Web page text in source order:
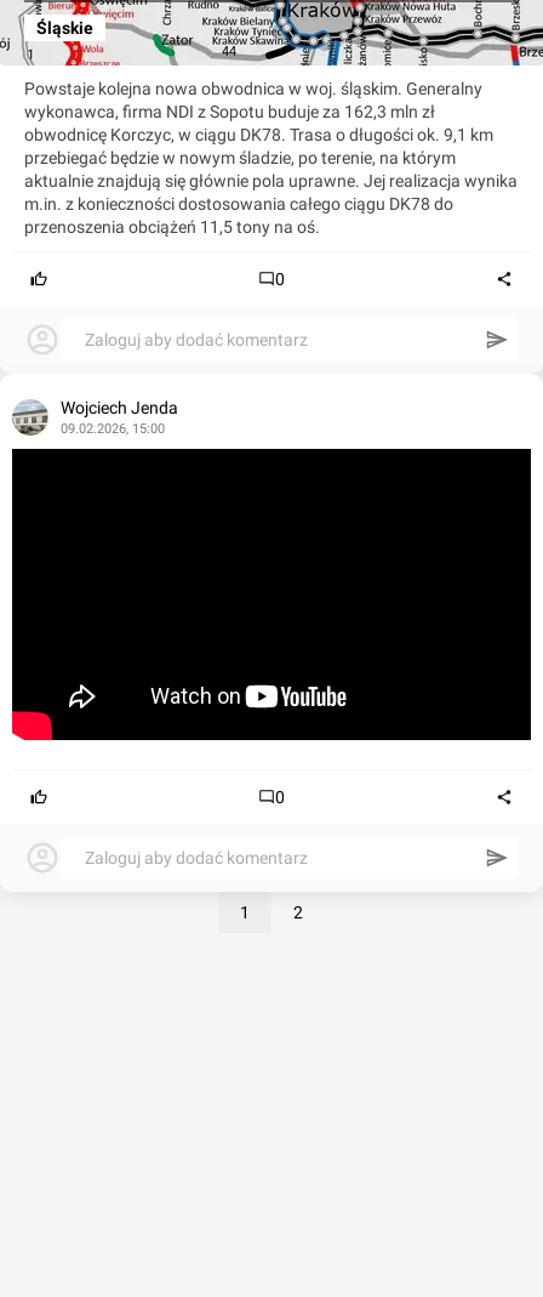
Śląskie
Powstaje kolejna nowa obwodnica w woj. śląskim. Generalny
wykonawca, firma NDI z Sopotu buduje za 162,3 mln zł
obwodnicę Korczyc, w ciągu DK78. Trasa o długości ok. 9,1 km
przebiegać będzie w nowym śladzie, po terenie, na którym
aktualnie znajdują się głównie pola uprawne. Jej realizacja wynika
m.in. z konieczności dostosowania całego ciągu DK78 do
przenoszenia obciążeń 11,5 tony na oś.
0
Zaloguj aby dodać komentarz
Wojciech Jenda
09.02.2026, 15:00
0
Zaloguj aby dodać komentarz
1 2